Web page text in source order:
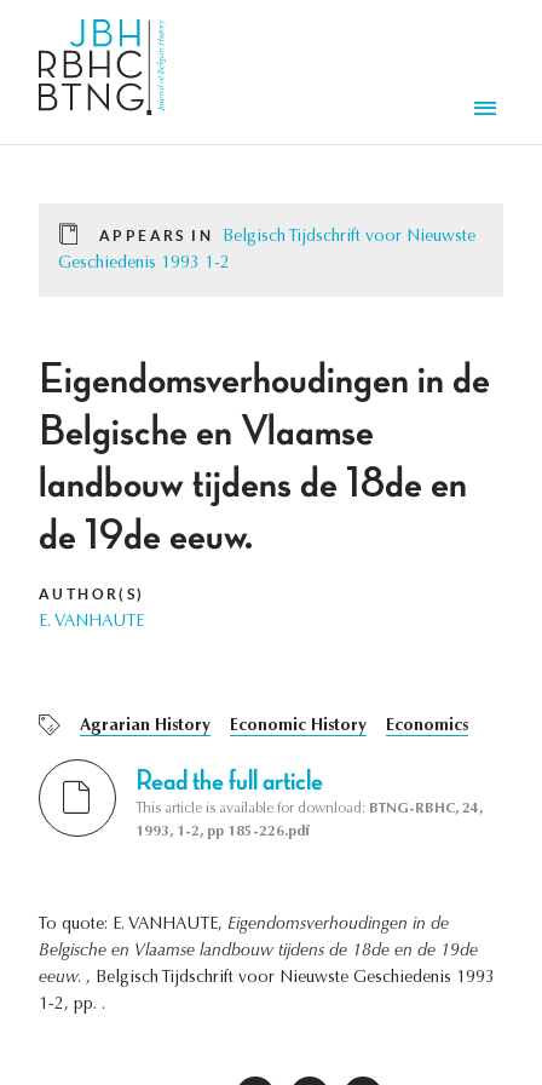
APPEARS IN
Belgisch Tijdschrift voor Nieuwste
Geschiedenis 1993 1-2
Eigendomsverhoudingen in de
Belgische en Vlaamse
landbouw tijdens de 18de en
de 19de eeuw.
AUTHOR(S)
E. VANHAUTE
Agrarian History Economic History Economics
Read the full article
This article is available for download: BTNG-RBHC, 24,
1993, 1-2, pp 185-226.pdf
To quote: E. VANHAUTE, Eigendomsverhoudingen in de
Belgische en Vlaamse landbouw tijdens de 18de en de 19de
eeuw. , Belgisch Tijdschrift voor Nieuwste Geschiedenis 1993
1-2, pp. .